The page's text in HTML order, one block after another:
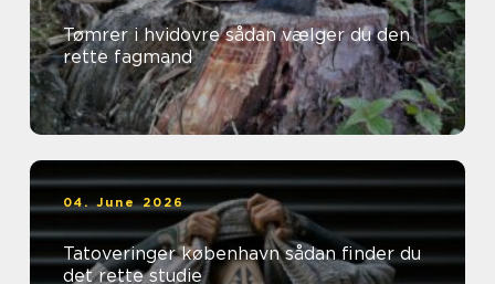
Tømrer i hvidovre sådan vælger du den
rette fagmand
04. June 2026
Tatoveringer københavn sådan finder du
det rette studie